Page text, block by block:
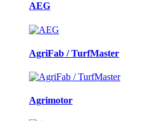
AEG
AgriFab / TurfMaster
Agrimotor